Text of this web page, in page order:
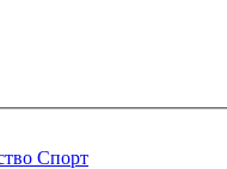
Спорт